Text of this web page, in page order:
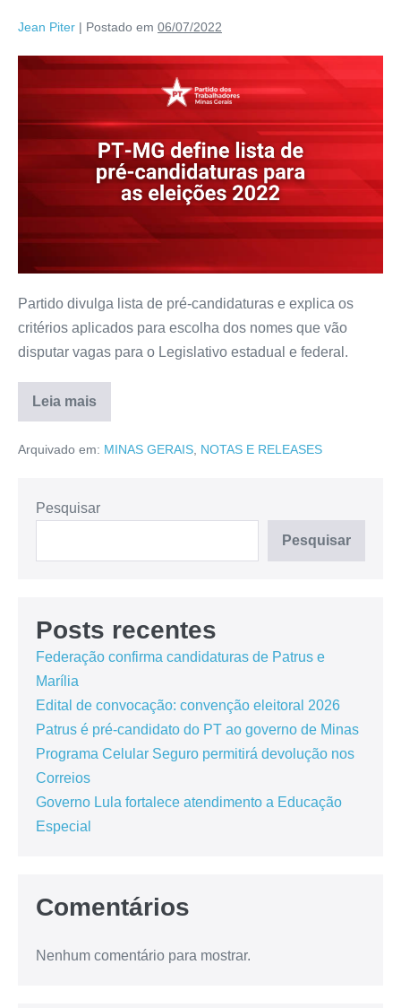
Jean Piter | Postado em 06/07/2022
Partido divulga lista de pré-candidaturas e explica os
critérios aplicados para escolha dos nomes que vão
disputar vagas para o Legislativo estadual e federal.
Leia mais
Arquivado em: MINAS GERAIS NOTAS E RELEASES
Pesquisar
Pesquisar
Posts recentes
Federação confirma candidaturas de Patrus e
Marília
Edital de convocação: convenção eleitoral 2026
Patrus é pré-candidato do PT ao governo de Minas
Programa Celular Seguro permitirá devolução nos
Correios
Governo Lula fortalece atendimento a Educação
Especial
Comentários
Nenhum comentário para mostrar.